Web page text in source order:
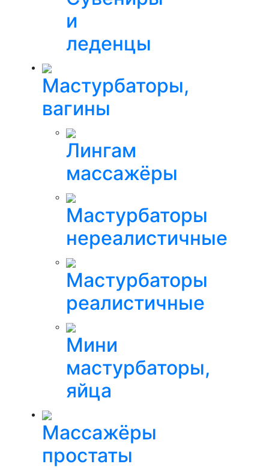
и
леденцы
Мастурбаторы,
вагины
Лингам
массажёры
Мастурбаторы
нереалистичные
Мастурбаторы
реалистичные
Мини
мастурбаторы,
яйца
Массажёры
простаты